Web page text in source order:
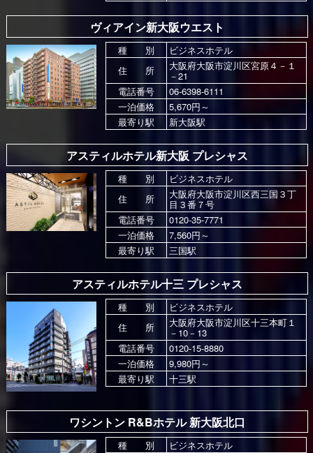
ヴィアイン新大阪ウエスト
種 別
ビジネスホテル
住 所
大阪府大阪市淀川区宮原４－１
－21
電話番号
06-6398-6111
一泊価格
5,670円～
最寄り駅
新大阪駅
アスティルホテル新大阪 プレシャス
種 別
ビジネスホテル
住 所
大阪府大阪市淀川区西三国３丁
目３番７号
電話番号
0120-35-7771
一泊価格
7,560円～
最寄り駅
三国駅
アスティルホテル十三 プレシャス
種 別
ビジネスホテル
住 所
大阪府大阪市淀川区十三本町１
－10－13
電話番号
0120-15-8880
一泊価格
9,980円～
最寄り駅
十三駅
ワシントン R&Bホテル 新大阪北口
種 別
ビジネスホテル